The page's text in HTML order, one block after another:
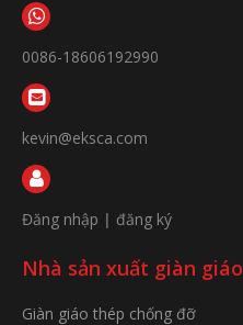
0086-18606192990
kevin@eksca.com
Đăng nhập | đăng ký
Nhà sản xuất giàn giáo
Giàn giáo thép chống đỡ